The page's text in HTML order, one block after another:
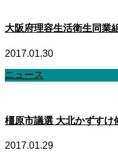
大阪府理容生活衛生同業
2017.01.30
ニュース
橿原市議選 大北かずすけ
2017.01.29